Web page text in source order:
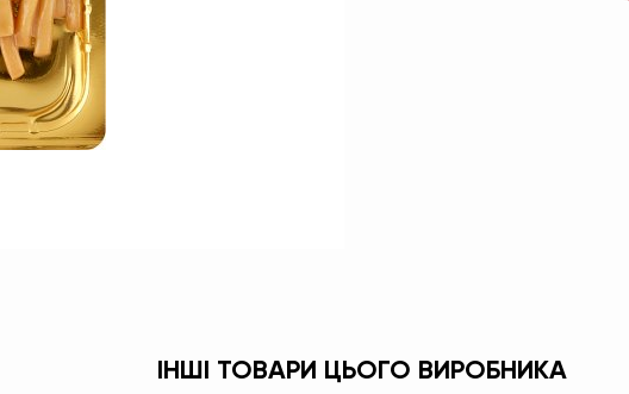
ІНШІ ТОВАРИ ЦЬОГО ВИРОБНИКА